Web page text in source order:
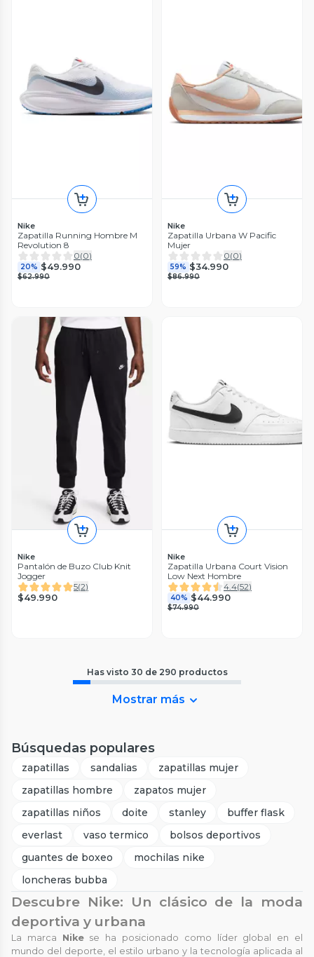
Nike
Zapatilla Running Hombre M
Revolution 8
0(0)
20% $49.990
$62.990
Nike
Zapatilla Urbana W Pacific
Mujer
0(0)
59% $34.990
$86.990
Nike
Pantalón de Buzo Club Knit
Jogger
5(2)
$49.990
Nike
Zapatilla Urbana Court Vision
Low Next Hombre
4.4(52)
40% $44.990
$74.990
Has visto 30 de 290 productos
Mostrar más
Búsquedas populares
zapatillas sandalias
zapatillas mujer
zapatillas hombre
zapatos mujer
zapatillas niños
doite stanley
buffer flask
everlast
vaso termico
bolsos deportivos
guantes de boxeo
mochilas nike
loncheras bubba
Descubre Nike: Un clásico de la moda
deportiva y urbana
La marca Nikese ha posicionado como líder global en el
mundo del deporte, el estilo urbano y la tecnología aplicada al